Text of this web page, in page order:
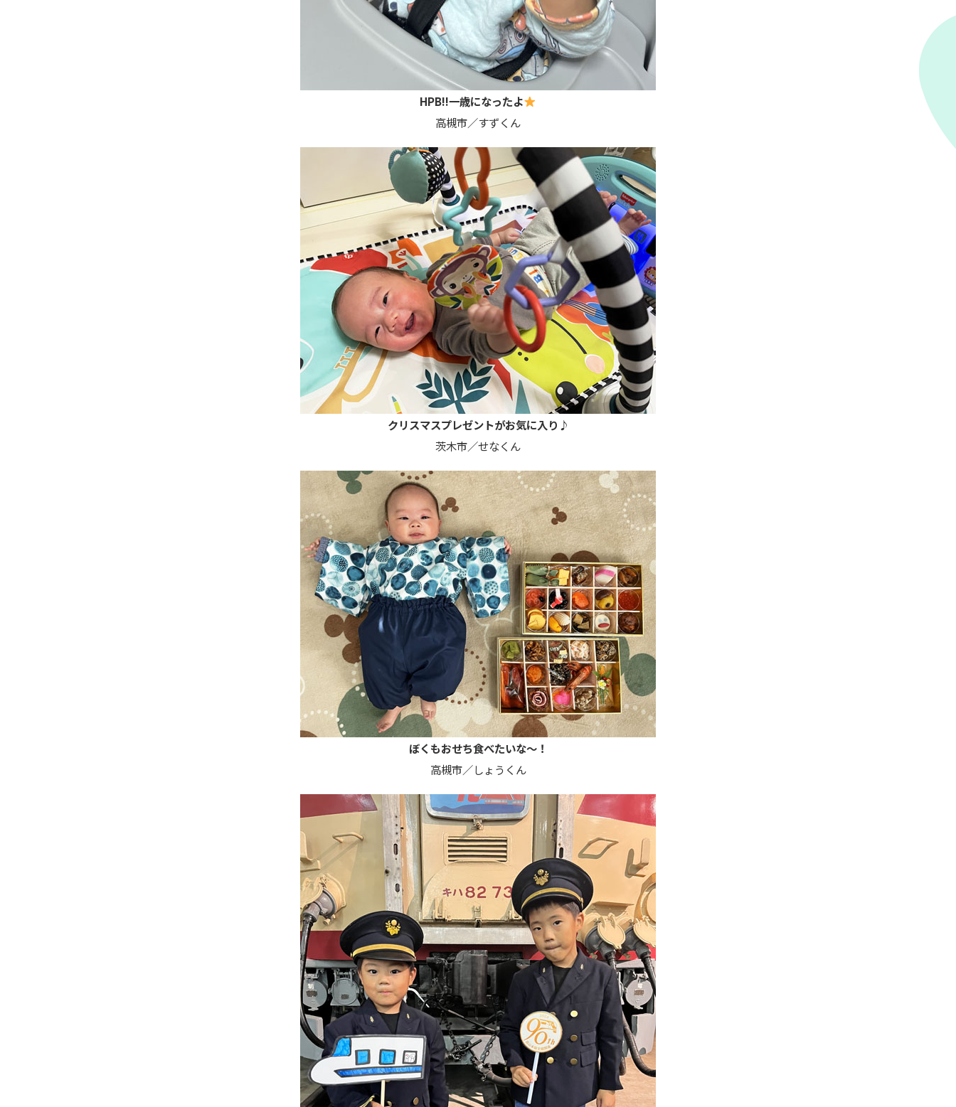
HPB!!一歳になったよ
高槻市／すずくん
クリスマスプレゼントがお気に入り♪
茨木市／せなくん
ぼくもおせち食べたいな〜！
高槻市／しょうくん